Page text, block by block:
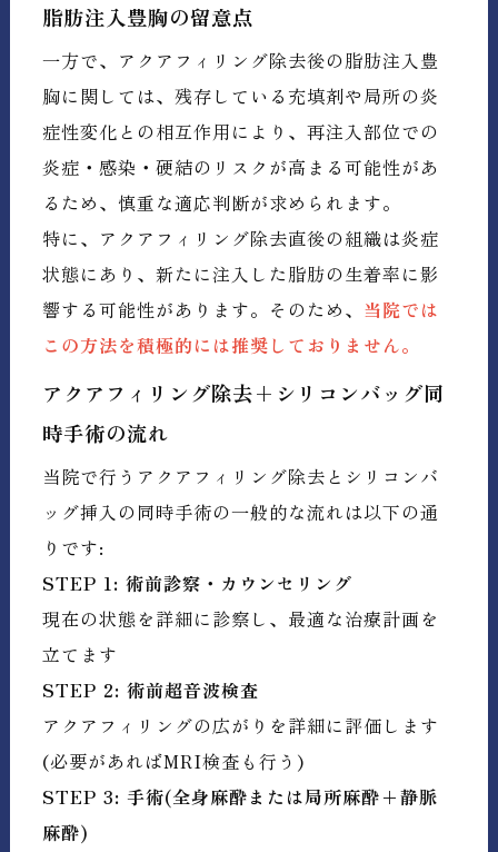
脂肪注入豊胸の留意点
一方で、アクアフィリング除去後の脂肪注入豊
胸に関しては、残存している充填剤や局所の炎
症性変化との相互作用により、再注入部位での
炎症・感染・硬結のリスクが高まる可能性があ
るため、慎重な適応判断が求められます。
特に、アクアフィリング除去直後の組織は炎症
状態にあり、新たに注入した脂肪の生着率に影
響する可能性があります。そのため、 当院では
この方法を積極的には推奨しておりません。
アクアフィリング除去+シリコンバッグ同
時手術の流れ
当院で行うアクアフィリング除去とシリコンバ
ッグ挿入の同時手術の一般的な流れは以下の通
りです:
STEP 1: 術前診察・カウンセリング
現在の状態を詳細に診察し、最適な治療計画を
立てます
STEP 2: 術前超音波検査
アクアフィリングの広がりを詳細に評価します
(必要があればMRI検査も行う)
STEP 3: 手術(全身麻酔または局所麻酔+静脈
麻酔)